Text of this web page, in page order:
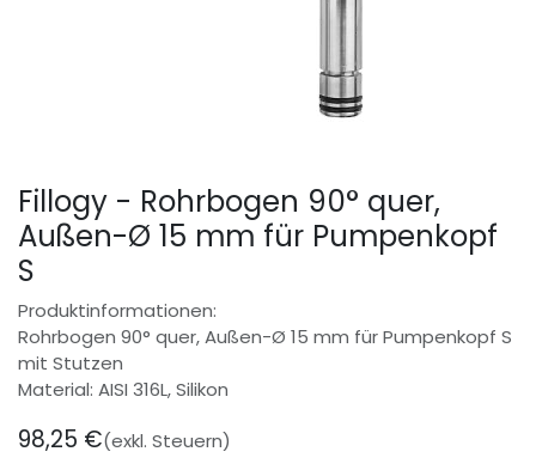
Fillogy - Rohrbogen 90° quer,
Außen-Ø 15 mm für Pumpenkopf
S
Produktinformationen:
Rohrbogen 90° quer, Außen-Ø 15 mm für Pumpenkopf S
mit Stutzen
Material: AISI 316L, Silikon
98,25 €(exkl. Steuern)